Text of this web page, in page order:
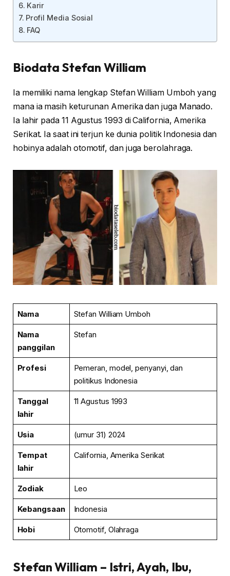
Karir
Profil Media Sosial
FAQ
Biodata Stefan William
Ia memiliki nama lengkap Stefan William Umboh yang
mana ia masih keturunan Amerika dan juga Manado.
Ia lahir pada 11 Agustus 1993 di California, Amerika
Serikat. Ia saat ini terjun ke dunia politik Indonesia dan
hobinya adalah otomotif, dan juga berolahraga.
Nama Stefan William Umboh
Nama
panggilan
Stefan
Profesi
Pemeran, model, penyanyi, dan
politikus Indonesia
Tanggal
lahir
11 Agustus 1993
Usia (umur 31) 2024
Tempat
lahir
California, Amerika Serikat
Zodiak Leo
Kebangsaan Indonesia
Hobi Otomotif, Olahraga
Stefan William – Istri, Ayah, Ibu,